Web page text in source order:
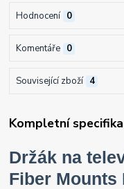
Hodnocení 0
Komentáře 0
Související zboží 4
Kompletní
Držák na
Fiber Mounts